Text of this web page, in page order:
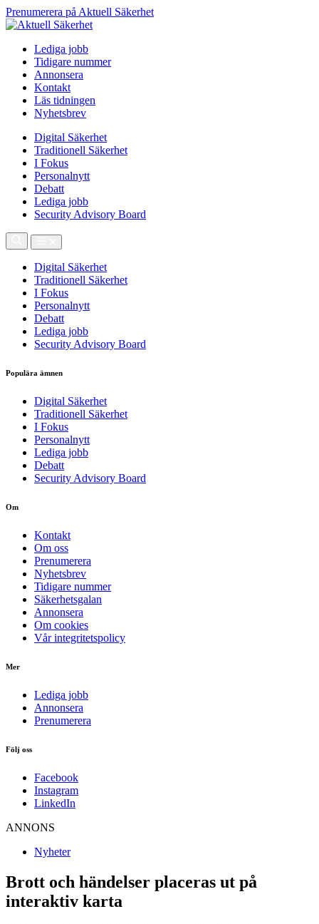
Prenumerera på Aktuell Säkerhet
Lediga jobb
Tidigare nummer
Annonsera
Kontakt
Läs tidningen
Nyhetsbrev
Digital Säkerhet
Traditionell Säkerhet
I Fokus
Personalnytt
Debatt
Lediga jobb
Security Advisory Board
Digital Säkerhet
Traditionell Säkerhet
I Fokus
Personalnytt
Debatt
Lediga jobb
Security Advisory Board
Populära ämnen
Digital Säkerhet
Traditionell Säkerhet
I Fokus
Personalnytt
Lediga jobb
Debatt
Security Advisory Board
Om
Kontakt
Om oss
Prenumerera
Nyhetsbrev
Tidigare nummer
Säkerhetsgalan
Annonsera
Om cookies
Vår integritetspolicy
Mer
Lediga jobb
Annonsera
Prenumerera
Följ oss
Facebook
Instagram
LinkedIn
ANNONS
Nyheter
Brott och händelser placeras ut på
interaktiv karta